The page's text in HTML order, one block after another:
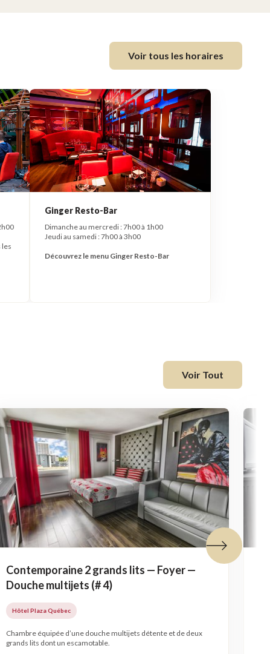
Voir tous les horaires
les
Ginger Resto-Bar
Dimanche au mercredi : 7h00 à 1h00
Jeudi au samedi : 7h00 à 3h00
Découvrez le menu Ginger Resto-Bar
Voir Tout
Contemporaine 2 grands lits — Foyer —
Douche multijets (# 4)
Hôtel Plaza Québec
Chambre équipée d’une douche multijets détente et de deux
grands lits dont un escamotable.
Tuile suivante